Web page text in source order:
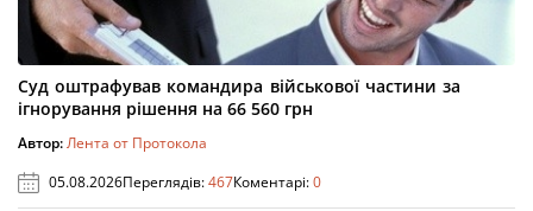
Суд оштрафував командира військової частини за
ігнорування рішення на 66 560 грн
Автор:Лента от Протокола
05.08.2026Переглядів:467Коментарі:0